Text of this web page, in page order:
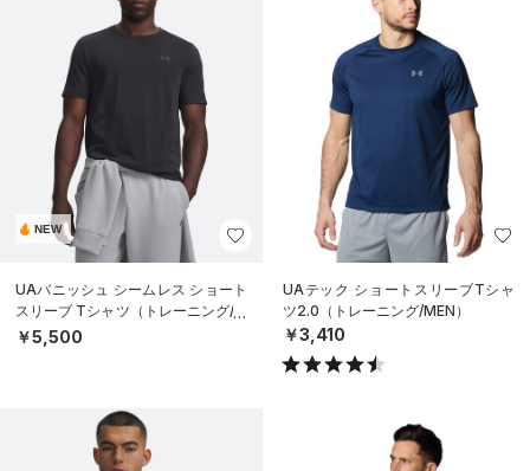
NEW
UAバニッシュ シームレス ショート
スリーブ Tシャツ（トレーニング/M
EN）
￥5,500
UAテック ショートスリーブTシャ
ツ2.0（トレーニング/MEN）
￥3,410